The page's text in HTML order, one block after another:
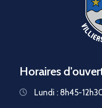
Horaires
Lundi : 8h45-